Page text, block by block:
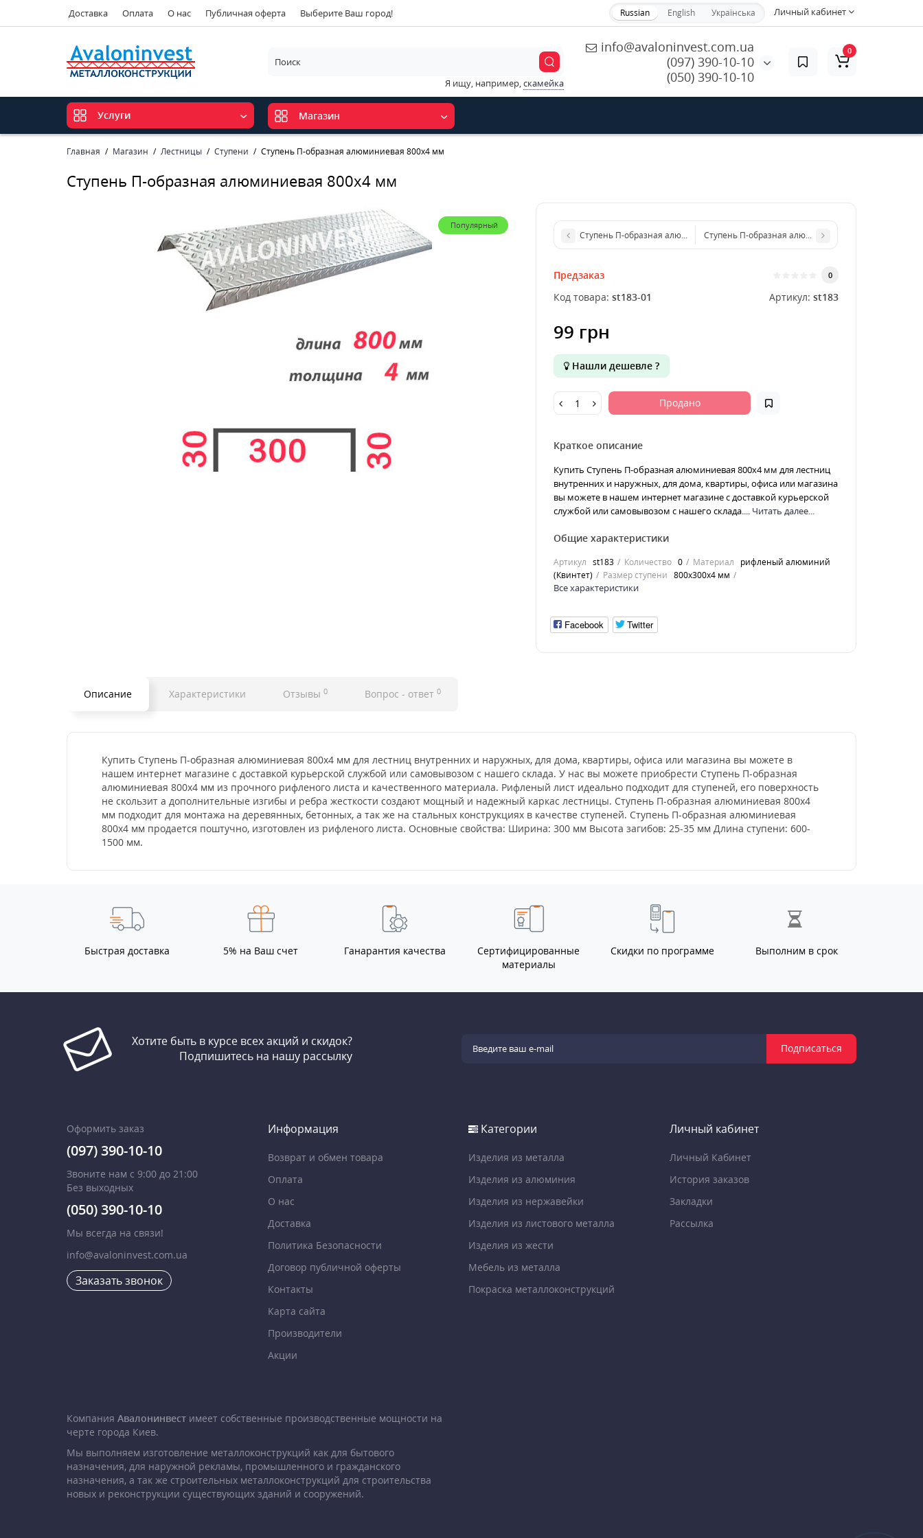
Доставка Оплата О нас Публичная оферта Выберите Ваш город! Личный кабинет
Russian English Українська
info@avaloninvest.com.ua
(097) 390-10-10
(050) 390-10-10
Я ищу, например,скамейка
0
Услуги Магазин
Главная Магазин Лестницы Ступени Ступень П-образная алюминиевая 800x4 мм
Ступень П-образная алюминиевая 800x4 мм
Популярный
Ступень П-образная алюминиевая 800x3 ммСтупень П-образная алюминиевая 1000x3 мм
Предзаказ 0
Код товара: st183-01 Артикул: st183
99 грн
Нашли дешевле ?
Продано
Краткое описание
Купить Ступень П-образная алюминиевая 800x4 мм для лестниц
внутренних и наружных, для дома, квартиры, офиса или магазина
вы можете в нашем интернет магазине с доставкой курьерской
службой или самовывозом с нашего склада.... Читать далее...
Общие характеристики
Артикул st183 Количество 0 Материал
рифленый алюминий
(Квинтет)
Размер ступени 800x300x4 мм
Все характеристики
Facebook Twitter
Описание Характеристики Отзывы 0 Вопрос - ответ 0
Купить Ступень П-образная алюминиевая 800x4 мм для лестниц внутренних и наружных, для дома, квартиры, офиса или магазина вы можете в
нашем интернет магазине с доставкой курьерской службой или самовывозом с нашего склада. У нас вы можете приобрести Ступень П-образная
алюминиевая 800x4 мм из прочного рифленого листа и качественного материала. Рифленый лист идеально подходит для ступеней, его поверхность
не скользит а дополнительные изгибы и ребра жесткости создают мощный и надежный каркас лестницы. Ступень П-образная алюминиевая 800x4
мм подходит для монтажа на деревянных, бетонных, а так же на стальных конструкциях в качестве ступеней. Ступень П-образная алюминиевая
800x4 мм продается поштучно, изготовлен из рифленого листа. Основные свойства: Ширина: 300 мм Высота загибов: 25-35 мм Длина ступени: 600-
1500 мм.
Быстрая доставка 5% на Ваш счет Ганарантия качества
Сертифицированные
материалы
Скидки по программе Выполним в срок
Хотите быть в курсе всех акций и скидок?
Подпишитесь на нашу рассылку
Подписаться
Оформить заказ
(097) 390-10-10
Звоните нам с 9:00 до 21:00
Без выходных
(050) 390-10-10
Мы всегда на связи!
info@avaloninvest.com.ua
Заказать звонок
Информация
Возврат и обмен товара
Оплата
О нас
Доставка
Политика Безопасности
Договор публичной оферты
Контакты
Карта сайта
Производители
Акции
Категории
Изделия из металла
Изделия из алюминия
Изделия из нержавейки
Изделия из листового металла
Изделия из жести
Мебель из металла
Покраска металлоконструкций
Личный кабинет
Личный Кабинет
История заказов
Закладки
Рассылка
Компания Авалонинвест имеет собственные производственные мощности на
черте города Киев.
Мы выполняем изготовление металлоконструкций как для бытового
назначения, для наружной рекламы, промышленного и гражданского
назначения, а так же строительных металлоконструкций для строительства
новых и реконструкции существующих зданий и сооружений.